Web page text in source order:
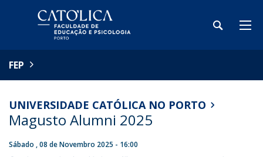
FEP
UNIVERSIDADE CATÓLICA NO PORTO
Magusto Alumni 2025
Sábado , 08 de Novembro 2025 - 16:00